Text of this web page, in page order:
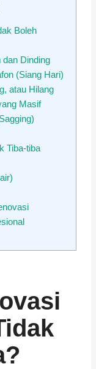
Boleh
dan Dinding
(Siang Hari)
atau Hilang
Masif
Tiba-tiba